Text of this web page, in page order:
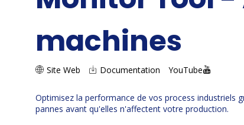
machines
Site Web Documentation YouTube
Optimisez la performance de vos process industriels
pannes avant qu'elles n'affectent votre production.